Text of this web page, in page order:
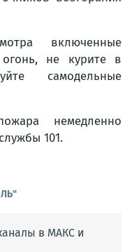
включенные
не курите в
самодельные
немедленно
101.
в МАКС и